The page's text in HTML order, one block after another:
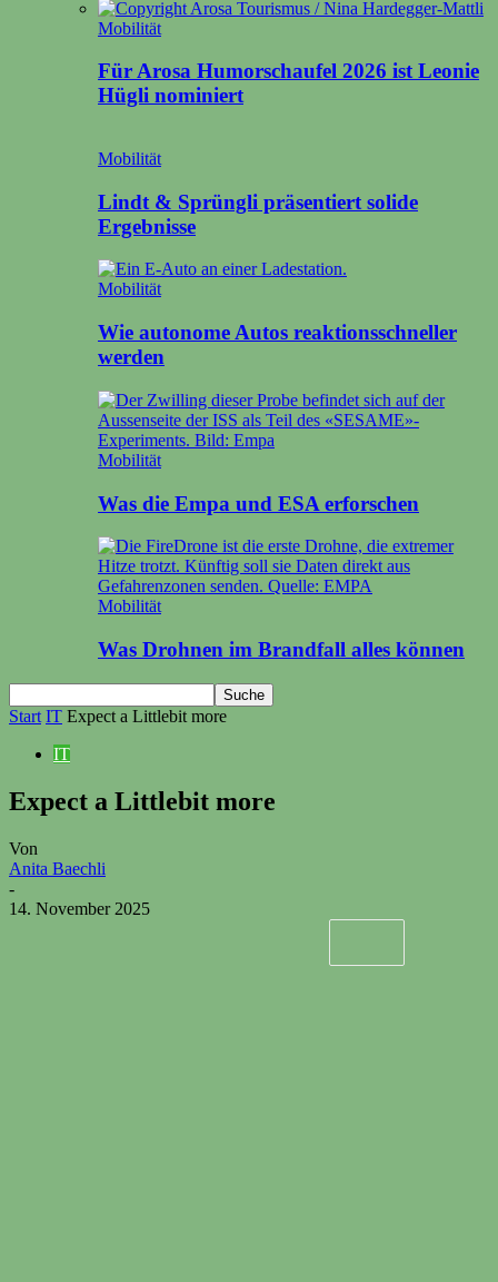
Mobilität
Für Arosa Humorschaufel 2026 ist Leonie
Hügli nominiert
Mobilität
Lindt & Sprüngli präsentiert solide
Ergebnisse
Mobilität
Wie autonome Autos reaktionsschneller
werden
Mobilität
Was die Empa und ESA erforschen
Mobilität
Was Drohnen im Brandfall alles können
Start IT Expect a Littlebit more
IT
Expect a Littlebit more
Von
Anita Baechli
-
14. November 2025